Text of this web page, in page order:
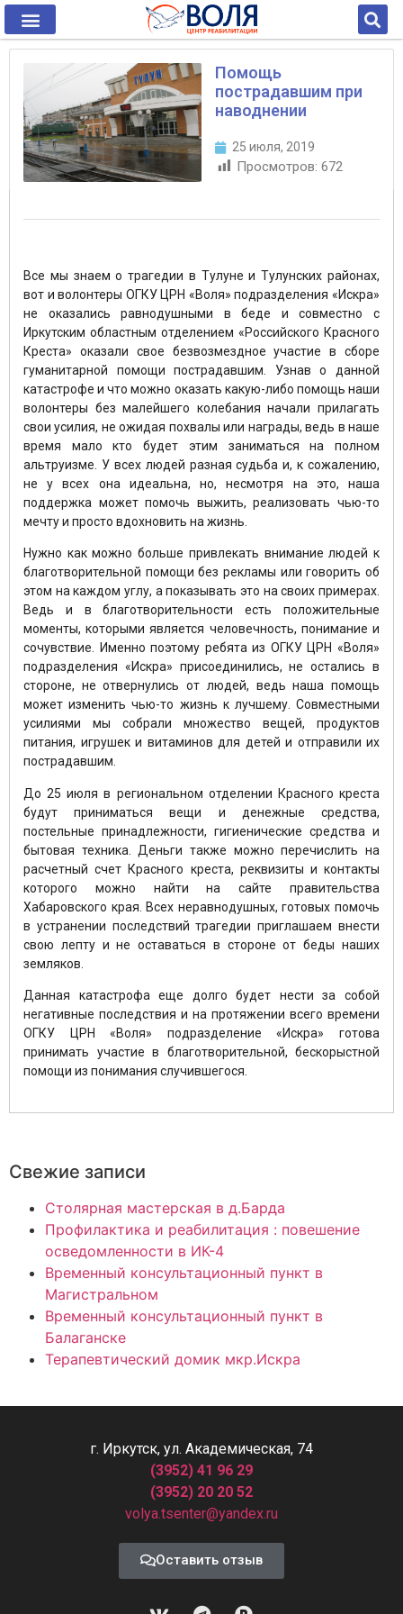
Помощь
пострадавшим при
наводнении
25 июля, 2019
Просмотров: 672
Все мы знаем о трагедии в Тулуне и Тулунских районах,
вот и волонтеры ОГКУ ЦРН «Воля» подразделения «Искра»
не оказались равнодушными в беде и совместно с
Иркутским областным отделением «Российского Красного
Креста» оказали свое безвозмездное участие в сборе
гуманитарной помощи пострадавшим. Узнав о данной
катастрофе и что можно оказать какую-либо помощь наши
волонтеры без малейшего колебания начали прилагать
свои усилия, не ожидая похвалы или награды, ведь в наше
время мало кто будет этим заниматься на полном
альтруизме. У всех людей разная судьба и, к сожалению,
не у всех она идеальна, но, несмотря на это, наша
поддержка может помочь выжить, реализовать чью-то
мечту и просто вдохновить на жизнь.
Нужно как можно больше привлекать внимание людей к
благотворительной помощи без рекламы или говорить об
этом на каждом углу, а показывать это на своих примерах.
Ведь и в благотворительности есть положительные
моменты, которыми является человечность, понимание и
сочувствие. Именно поэтому ребята из ОГКУ ЦРН «Воля»
подразделения «Искра» присоединились, не остались в
стороне, не отвернулись от людей, ведь наша помощь
может изменить чью-то жизнь к лучшему. Совместными
усилиями мы собрали множество вещей, продуктов
питания, игрушек и витаминов для детей и отправили их
пострадавшим.
До 25 июля в региональном отделении Красного креста
будут приниматься вещи и денежные средства,
постельные принадлежности, гигиенические средства и
бытовая техника. Деньги также можно перечислить на
расчетный счет Красного креста, реквизиты и контакты
которого можно найти на сайте правительства
Хабаровского края. Всех неравнодушных, готовых помочь
в устранении последствий трагедии приглашаем внести
свою лепту и не оставаться в стороне от беды наших
земляков.
Данная катастрофа еще долго будет нести за собой
негативные последствия и на протяжении всего времени
ОГКУ ЦРН «Воля» подразделение «Искра» готова
принимать участие в благотворительной, бескорыстной
помощи из понимания случившегося.
Свежие записи
Столярная мастерская в д.Барда
Профилактика и реабилитация : повешение
осведомленности в ИК-4
Временный консультационный пункт в
Магистральном
Временный консультационный пункт в
Балаганске
Терапевтический домик мкр.Искра
г. Иркутск, ул. Академическая, 74
(3952) 41 96 29
(3952) 20 20 52
volya.tsenter@yandex.ru
Оставить отзыв